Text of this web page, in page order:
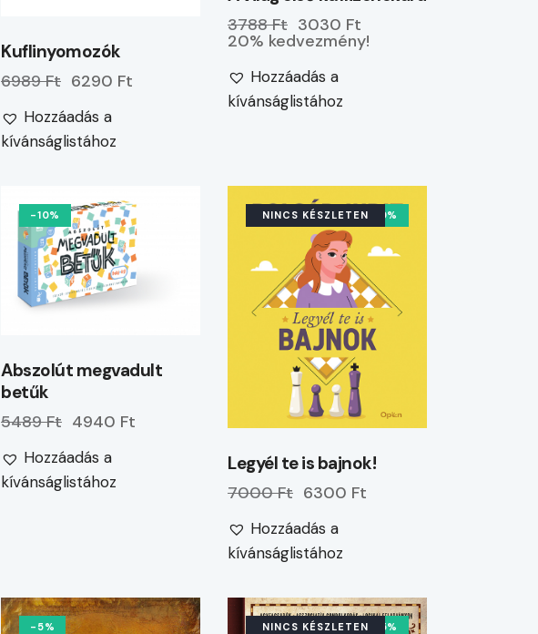
Kuflinyomozók
6989 Ft 6290 Ft
Hozzáadás a
kívánságlistához
3788 Ft 3030 Ft
20% kedvezmény!
Hozzáadás a
kívánságlistához
-10%
Abszolút megvadult
betűk
5489 Ft 4940 Ft
Hozzáadás a
kívánságlistához
NINCS KÉSZLETEN -10%
Legyél te is bajnok!
7000 Ft 6300 Ft
Hozzáadás a
kívánságlistához
-5% NINCS KÉSZLETEN -5%